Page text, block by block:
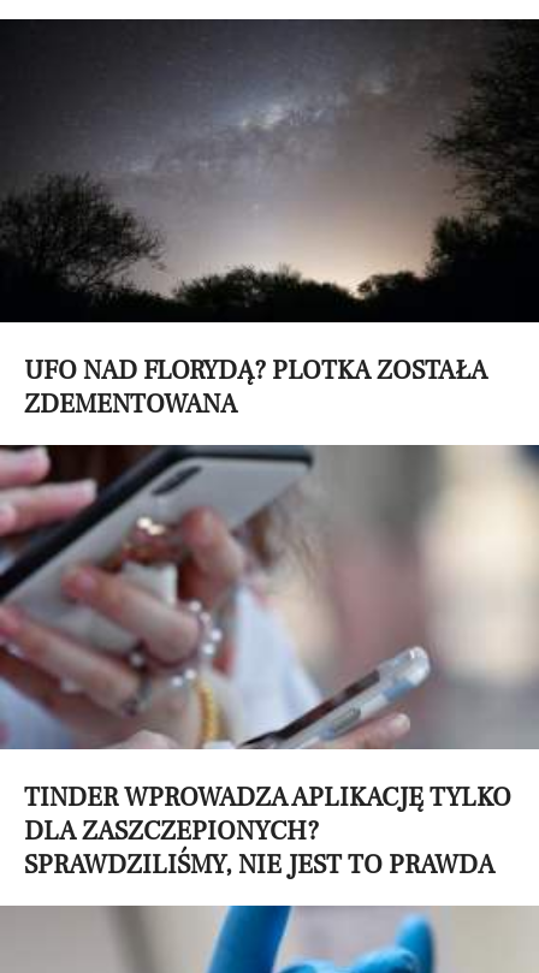
UFO NAD FLORYDĄ? PLOTKA ZOSTAŁA
ZDEMENTOWANA
TINDER WPROWADZA APLIKACJĘ TYLKO
DLA ZASZCZEPIONYCH?
SPRAWDZILIŚMY, NIE JEST TO PRAWDA